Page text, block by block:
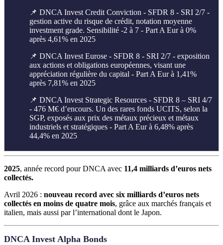
📌 DNCA Invest Credit Conviction - SFDR 8 - SRI 2/7 -
gestion active du risque de crédit, notation moyenne
investment grade. Sensibilité -2 à 7 - Part A Eur à 0%
après 4,61% en 2025
📌 DNCA Invest Eurose - SFDR 8 - SRI 2/7 - exposition
aux actions et obligations européennes, visant une
appréciation régulière du capital - Part A Eur à 1,41%
après 7,81% en 2025
📌 DNCA Invest Strategic Resources - SFDR 8 – SRI 4/7
- 476 M€ d’encours. Un des rares fonds UCITS, selon la
SGP, exposés aux prix des métaux précieux et métaux
industriels et stratégiques - Part A Eur à 6,48% après
44,4% en 2025
2025, année record pour DNCA avec 11,4 milliards d’euros nets
collectés.
Avril 2026 : nouveau record avec six milliards d’euros nets
collectés en moins de quatre mois, grâce aux marchés français et
italien, mais aussi par l’international dont le Japon.
DNCA Invest Alpha Bonds